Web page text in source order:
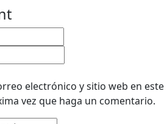
electrónico y sitio web en este
vez que haga un comentario.